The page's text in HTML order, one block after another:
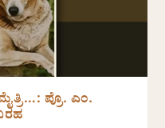
ಪ್ರೊ. ಎಂ.